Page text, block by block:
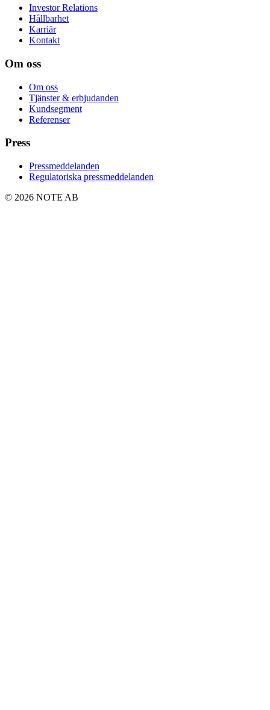
Investor Relations
Hållbarhet
Karriär
Kontakt
Om oss
Om oss
Tjänster & erbjudanden
Kundsegment
Referenser
Press
Pressmeddelanden
Regulatoriska pressmeddelanden
© 2026 NOTE AB